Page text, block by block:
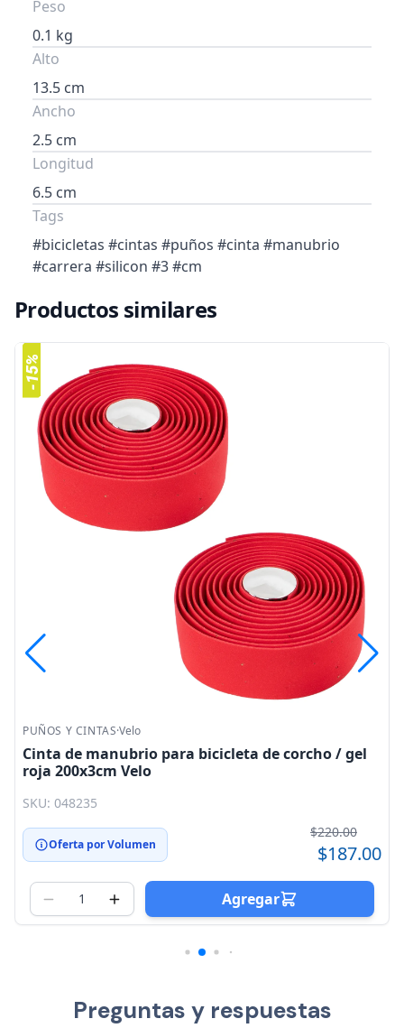
Peso
0.1 kg
Alto
13.5 cm
Ancho
2.5 cm
Longitud
6.5 cm
Tags
#bicicletas #cintas #puños #cinta #manubrio
#carrera #silicon #3 #cm
Productos similares
PUÑOS Y CINTAS·Velo
Cinta de manubrio para bicicleta de corcho / gel
roja 200x3cm Velo
SKU: 048235
Oferta por Volumen
$220.00
$187.00
Agregar
Preguntas y respuestas